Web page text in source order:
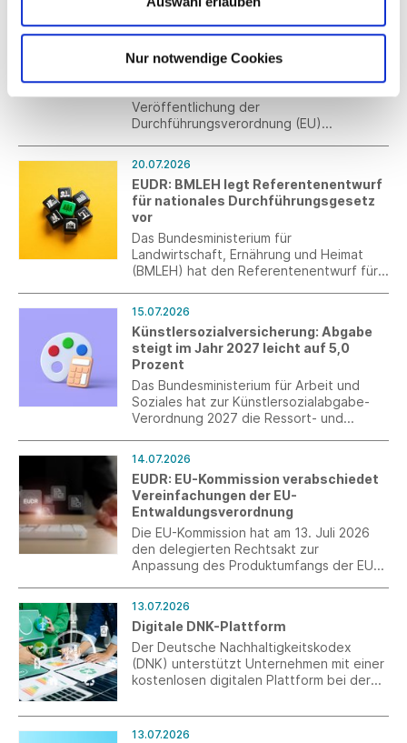
Nur notwendige Cookies
wirksamer Marktüberwachung kann ein
fairer Wettbewerb sichergestellt werden.
Durchführungsverordnung (EU)
2026/1778 zum Digitalen
Produktpassregister
Veröffentlichung der
Durchführungsverordnung (EU)
Rahmen der Ökodesign-Verordnung
(ESPR).
20.07.2026
EUDR: BMLEH legt Referentenentwurf
für nationales Durchführungsgesetz
vor
Das Bundesministerium für
Landwirtschaft, Ernährung und Heimat
(BMLEH) hat den Referentenentwurf für
vorgelegt und zur Verbändeanhörung
eingeladen.
15.07.2026
Künstlersozialversicherung: Abgabe
steigt im Jahr 2027 leicht auf 5,0
Prozent
Das Bundesministerium für Arbeit und
Soziales hat zur Künstlersozialabgabe-
Verordnung 2027 die Ressort- und
der Abgabesatz zur
Künstlersozialversicherung 5,0 Prozent
betragen.
14.07.2026
EUDR: EU-Kommission verabschiedet
Vereinfachungen der EU-
Entwaldungsverordnung
Die EU-Kommission hat am 13. Juli 2026
den delegierten Rechtsakt zur
Anpassung des Produktumfangs der EU-
werden insbesondere der
Anwendungsbereich präzisiert und
bürokratische Belastungen für
Unternehmen reduziert.
13.07.2026
Digitale DNK-Plattform
Der Deutsche Nachhaltigkeitskodex
(DNK) unterstützt Unternehmen mit einer
kostenlosen digitalen Plattform bei der
nach ESRS und VSME – vom ersten Schritt
bis zum fertigen Bericht.
13.07.2026